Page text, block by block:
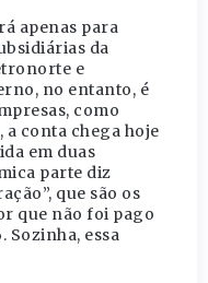
apenas para
da
e
no entanto, é
como
a conta chega hoje
em duas
parte diz
que são os
que não foi pago
Sozinha, essa